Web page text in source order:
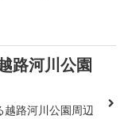
路河川公園
路河川公園周辺